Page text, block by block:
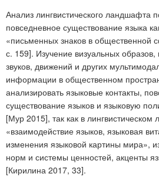
Анализ лингвистического ландшафта
повседневное существование языка
«письменных знаков в общественной
с. 159]. Изучение визуальных
звуков, движений и других
информации в общественном
анализировать языковые контакты,
существование языков и языковую
[Мур 2015], так как в
«взаимодействие языков, языковая
изменения языковой картины мира»,
норм и системы ценностей, акценты
[Кирилина 2017, 33].